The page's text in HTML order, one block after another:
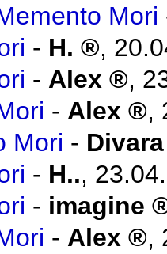
Mori
- H. ,
- Alex ,
- Alex ,
Mori - Divara
- H..,
- imagine
- Alex ,